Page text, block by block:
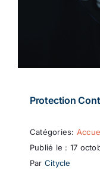
Protection
Catégories:
Publié le : 17
Par Citycle